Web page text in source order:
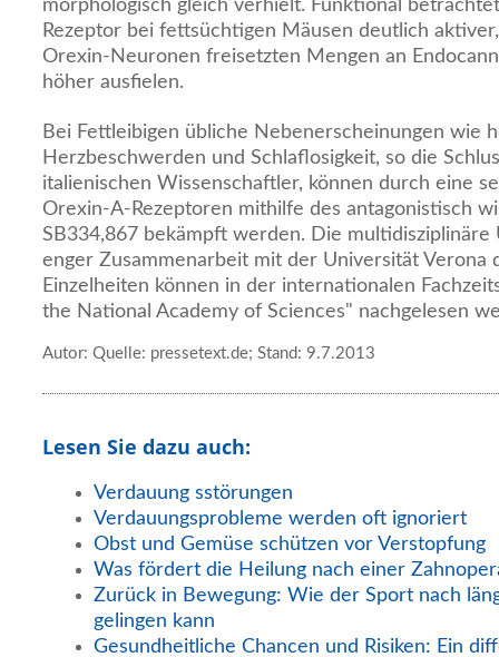
morphologisch gleich verhielt. Funktional
Rezeptor bei fettsüchtigen Mäusen deutlich
Orexin-Neuronen freisetzten Mengen an
höher ausfielen.
Bei Fettleibigen übliche Nebenerscheinungen wie
Herzbeschwerden und Schlaflosigkeit, so die
italienischen Wissenschaftler, können durch eine
Orexin-A-Rezeptoren mithilfe des antagonistisch
SB334,867 bekämpft werden. Die multidisziplinäre
enger Zusammenarbeit mit der Universität Verona
Einzelheiten können in der internationalen
the National Academy of Sciences" nachgelesen
Autor: Quelle: pressetext.de; Stand: 9.7.2013
Lesen Sie dazu auch:
Verdauung sstörungen
Verdauungsprobleme werden oft ignoriert
Obst und Gemüse schützen vor Verstopfung
Was fördert die Heilung nach einer
Zurück in Bewegung: Wie der Sport nach
gelingen kann
Gesundheitliche Chancen und Risiken: Ein